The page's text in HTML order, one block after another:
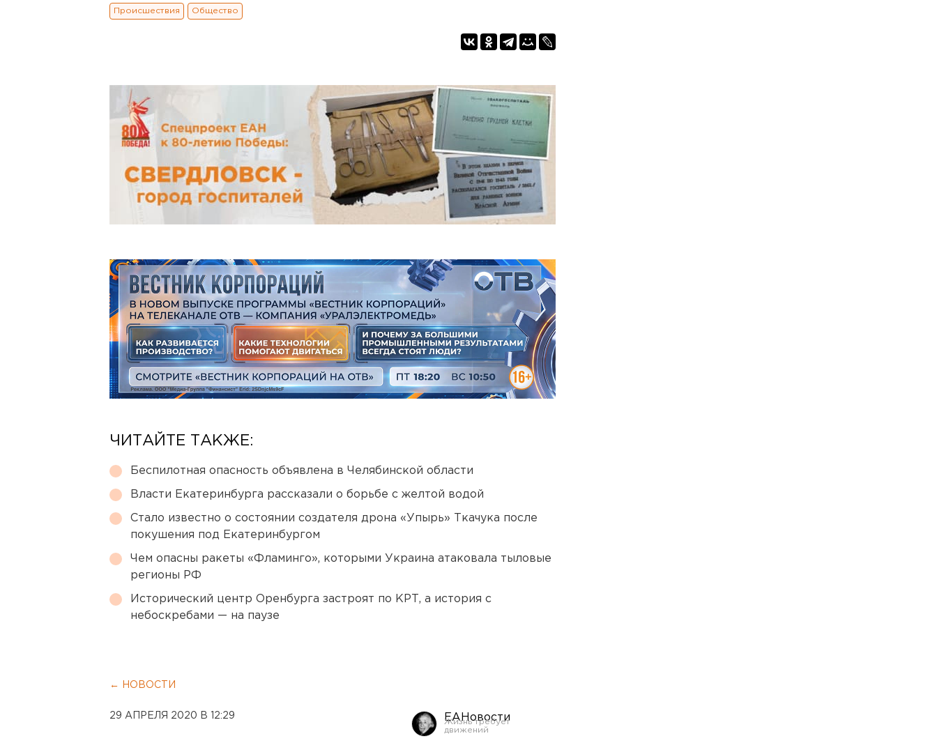
Происшествия Общество
ЧИТАЙТЕ ТАКЖЕ:
Беспилотная опасность объявлена в Челябинской области
Власти Екатеринбурга рассказали о борьбе с желтой водой
Стало известно о состоянии создателя дрона «Упырь» Ткачука после
покушения под Екатеринбургом
Чем опасны ракеты «Фламинго», которыми Украина атаковала тыловые
регионы РФ
Исторический центр Оренбурга застроят по КРТ, а история с
небоскребами — на паузе
← НОВОСТИ
29 АПРЕЛЯ 2020 В 12:29 ЕАНовости